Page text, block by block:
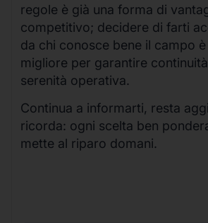
regole è già una forma di
competitivo; decidere di farti
da chi conosce bene il campo
migliore per garantire
serenità operativa.
Continua a informarti, resta
ricorda: ogni scelta ben
mette al riparo domani.